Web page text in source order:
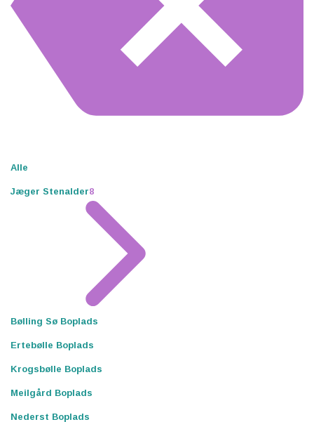
Alle
Jæger Stenalder8
Bølling Sø Boplads
Ertebølle Boplads
Krogsbølle Boplads
Meilgård Boplads
Nederst Boplads